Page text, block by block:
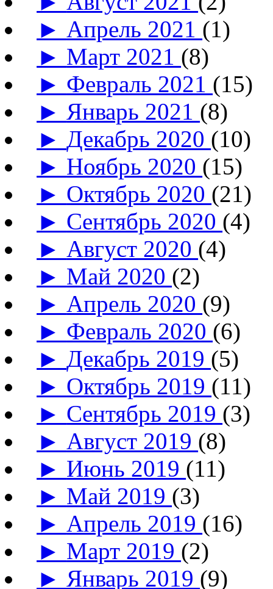
► Апрель 2021 (1)
► Март 2021 (8)
► Февраль 2021 (15)
► Январь 2021 (8)
►Декабрь 2020 (10)
► Ноябрь 2020 (15)
► Октябрь 2020 (21)
► Сентябрь 2020 (4)
► Август 2020 (4)
► Май 2020 (2)
► Апрель 2020 (9)
► Февраль 2020 (6)
►Декабрь 2019 (5)
► Октябрь 2019 (11)
► Сентябрь 2019 (3)
► Август 2019 (8)
► Июнь 2019 (11)
► Май 2019 (3)
► Апрель 2019 (16)
► Март 2019 (2)
► Январь 2019 (9)